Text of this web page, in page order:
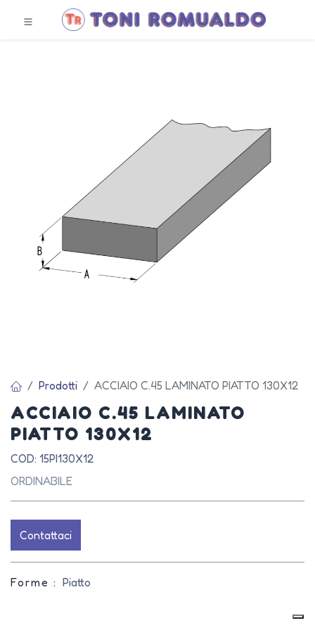
Prodotti ACCIAIO C.45 LAMINATO PIATTO 130X12
ACCIAIO C.45 LAMINATO
PIATTO 130X12
COD: 15PI130X12
ORDINABILE
Contattaci
Forme : Piatto